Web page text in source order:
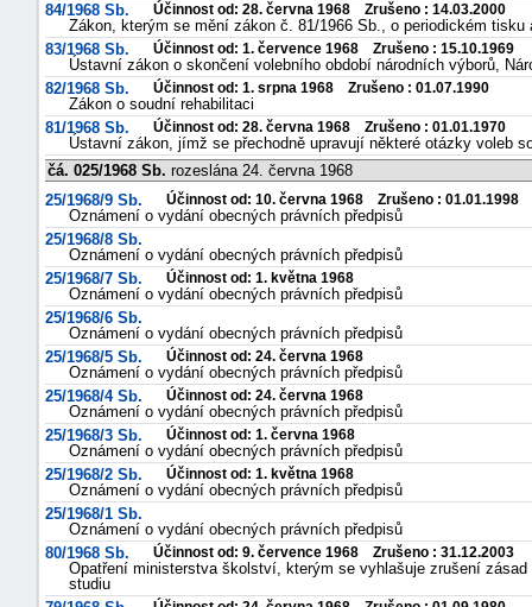
84/1968 Sb.
Účinnost od: 28. června 1968 Zrušeno : 14.03.2000
Zákon, kterým se mění zákon č. 81/1966 Sb., o periodickém
83/1968 Sb.
Účinnost od: 1. července 1968 Zrušeno : 15.10.1969
Ústavní zákon o skončení volebního období národních výborů,
82/1968 Sb.
Účinnost od: 1. srpna 1968 Zrušeno : 01.07.1990
Zákon o soudní rehabilitaci
81/1968 Sb.
Účinnost od: 28. června 1968 Zrušeno : 01.01.1970
Ústavní zákon, jímž se přechodně upravují některé otázky voleb
čá. 025/1968 Sb. rozeslána 24. června 1968
25/1968/9 Sb.
Účinnost od: 10. června 1968 Zrušeno : 01.01.1998
Oznámení o vydání obecných právních předpisů
25/1968/8 Sb.
Oznámení o vydání obecných právních předpisů
25/1968/7 Sb.
Účinnost od: 1. května 1968
Oznámení o vydání obecných právních předpisů
25/1968/6 Sb.
Oznámení o vydání obecných právních předpisů
25/1968/5 Sb.
Účinnost od: 24. června 1968
Oznámení o vydání obecných právních předpisů
25/1968/4 Sb.
Účinnost od: 24. června 1968
Oznámení o vydání obecných právních předpisů
25/1968/3 Sb.
Účinnost od: 1. června 1968
Oznámení o vydání obecných právních předpisů
25/1968/2 Sb.
Účinnost od: 1. května 1968
Oznámení o vydání obecných právních předpisů
25/1968/1 Sb.
Oznámení o vydání obecných právních předpisů
80/1968 Sb.
Účinnost od: 9. července 1968 Zrušeno : 31.12.2003
Opatření ministerstva školství, kterým se vyhlašuje zrušení
studiu